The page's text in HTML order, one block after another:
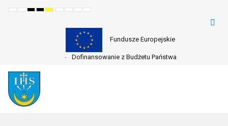
Default
NightHighHighHighSetSetMake
readable
Set
Fundusze Europejskie
Dofinansowanie z Budżetu Państwa